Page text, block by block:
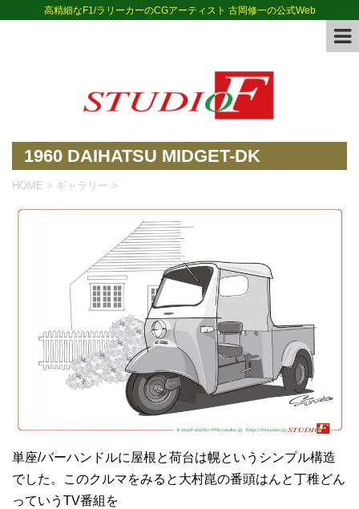
高精細なF1/ラリーカーのCGアーティスト 古岡修一の公式Web
1960 DAIHATSU MIDGET-DK
HOME > ギャラリー >
単座/バーハンドルに屋根と荷台は幌というシンプル構造
でした。このクルマをみると大村崑の番頭はんと丁稚どん
っていうTV番組を